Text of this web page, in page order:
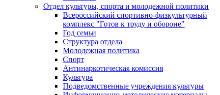
Отдел культуры, спорта и молодежной политики
Всероссийский спортивно-физкультурный
комплекс "Готов к труду и обороне"
Год семьи
Структура отдела
Молодежная политика
Спорт
Антинаркотическая комиссия
Культура
Подведомственные учреждения культуры